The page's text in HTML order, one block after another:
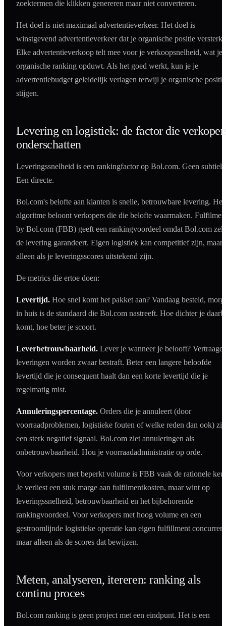
zoektermen die klikken genereren maar niet converteren.
Het doel is niet maximaal advertentieverkeer. Het doel is
winstgevend advertentieverkeer dat je organische positie versterkt.
Elke advertentieverkoop telt mee voor je verkoopsnelheid, wat je
organische ranking opduwt. Als het goed werkt, kun je je
advertentiebudget geleidelijk verlagen terwijl je organische
stijgen.
Levering en logistiek: de factor die
onderschatten
Leveringssnelheid is een rankingfactor op Bol.com. Geen
Een directe.
Bol.com's belofte aan klanten is snelle, betrouwbare levering. Het
algoritme beloont verkopers die die belofte waarmaken.
by Bol.com (FBB) geeft een rankingvoordeel omdat Bol.com zelf
de levering garandeert. Eigen logistiek kan competitief zijn, maar
alleen als je leveringsscores uitstekend zijn.
De metrics die ertoe doen:
Levertijd. Hoe snel komt het pakket aan? Vandaag besteld,
in huis is de standaard die Bol.com nastreeft. Hoe dichter je
komt, hoe beter je scoort.
Leverbetrouwbaarheid. Lever je wanneer je belooft?
leveringen worden zwaar bestraft. Beter een langere beloofde
levertijd die je consequent haalt dan een korte levertijd die je
regelmatig mist.
Annuleringspercentage. Orders die je annuleert (door
voorraadproblemen, logistieke fouten of welke reden dan ook)
een sterk negatief signaal. Bol.com ziet annuleringen als
onbetrouwbaarheid. Hou je voorraadadministratie op orde.
Voor verkopers met beperkt volume is FBB vaak de rationele
Je verliest een stuk marge aan fulfilmentkosten, maar wint op
leveringssnelheid, betrouwbaarheid en het bijbehorende
rankingvoordeel. Voor verkopers met hoog volume en een
gestroomlijnde logistieke operatie kan eigen fulfillment
maar alleen als de scores dat bewijzen.
Meten, analyseren, itereren: ranking als
continu proces
Bol.com ranking is geen project met een eindpunt. Het is een